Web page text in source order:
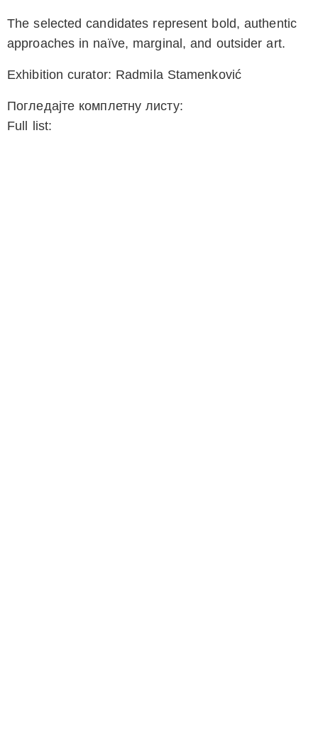
The selected candidates represent bold, authentic
approaches in naïve, marginal, and outsider art.
Exhibition curator: Radmila Stamenković
Погледајте комплетну листу:
Full list: